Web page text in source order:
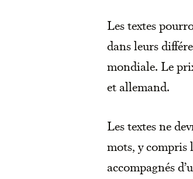
Les textes
dans leurs
mondiale. Le
et allemand.
Les textes ne
mots, y compris
accompagnés